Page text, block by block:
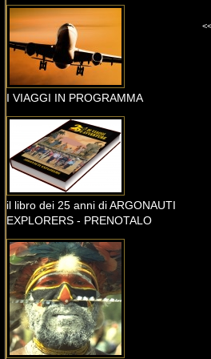
<<
I VIAGGI IN PROGRAMMA
il libro dei 25 anni di ARGONAUTI
EXPLORERS - PRENOTALO